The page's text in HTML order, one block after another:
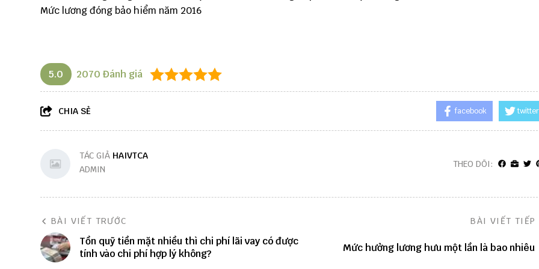
Mức lương đóng bảo hiểm năm 2016
5.0 2070 Đánh giá
CHIA SẺ facebook twitter
TÁC GIẢ HAIVTCA
ADMIN
THEO DÕI:
BÀI VIẾT TRƯỚC
Tồn quỹ tiền mặt nhiều thì chi phí lãi vay có được
tính vào chi phí hợp lý không?
BÀI VIẾT TIẾP
Mức hưởng lương hưu một lần là bao nhiêu